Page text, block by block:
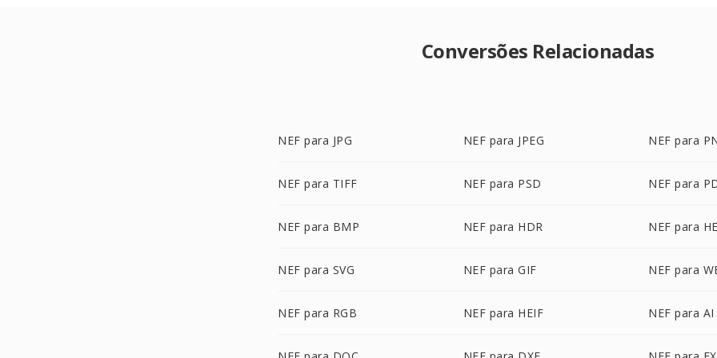
Conversões Relacionadas
NEF para JPG NEF para JPEG NEF para
NEF para TIFF NEF para PSD NEF para
NEF para BMP NEF para HDR NEF para
NEF para SVG NEF para GIF NEF para
NEF para RGB NEF para HEIF NEF para AI